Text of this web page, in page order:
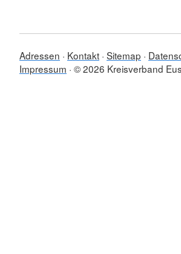
Adressen Kontakt Sitemap
Impressum © 2026 Kreisverband